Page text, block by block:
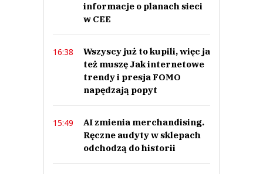
informacje o planach sieci
w CEE
16:38
Wszyscy już to kupili, więc ja
też muszę Jak internetowe
trendy i presja FOMO
napędzają popyt
15:49
AI zmienia merchandising.
Ręczne audyty w sklepach
odchodzą do historii